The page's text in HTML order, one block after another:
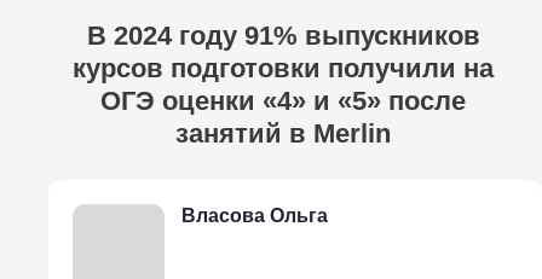
В 2024 году 91% выпускников
курсов подготовки получили на
ОГЭ оценки «4» и «5» после
занятий в Merlin
Власова Ольга